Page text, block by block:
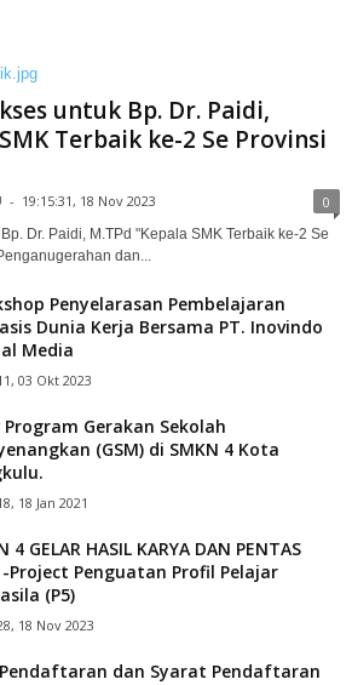
untuk Bp. Dr. Paidi,
Terbaik ke-2 Se Provinsi
- 19:15:31, 18 Nov 2023 0
Dr. Paidi, M.TPd "Kepala SMK Terbaik ke-2 Se
dan...
Penyelarasan Pembelajaran
Dunia Kerja Bersama PT. Inovindo
Media
03 Okt 2023
Program Gerakan Sekolah
(GSM) di SMKN 4 Kota
18 Jan 2021
4 GELAR HASIL KARYA DAN PENTAS
-Project Penguatan Profil Pelajar
(P5)
18 Nov 2023
dan Syarat Pendaftaran